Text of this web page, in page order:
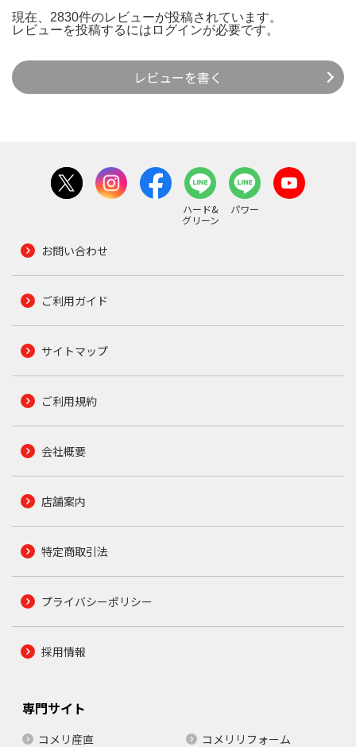
現在、2830件のレビューが投稿されています。
レビューを投稿するには ログインが必要です。
レビューを書く
ハード&
グリーン
パワー
お問い合わせ
ご利用ガイド
サイトマップ
ご利用規約
会社概要
店舗案内
特定商取引法
プライバシーポリシー
採用情報
専門サイト
コメリ産直 コメリリフォーム